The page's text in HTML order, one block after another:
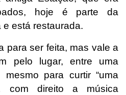
hoje é parte da
está restaurada.
para ser feita, mas vale a
pelo lugar, entre uma
para curtir “uma
com direito a música